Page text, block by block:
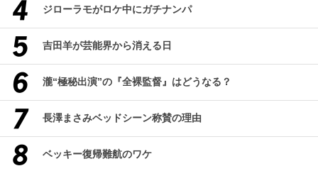
ジローラモがロケ中にガチナンパ
吉田羊が芸能界から消える日
瀧“極秘出演”の『全裸監督』はどうなる？
長澤まさみベッドシーン称賛の理由
ベッキー復帰難航のワケ